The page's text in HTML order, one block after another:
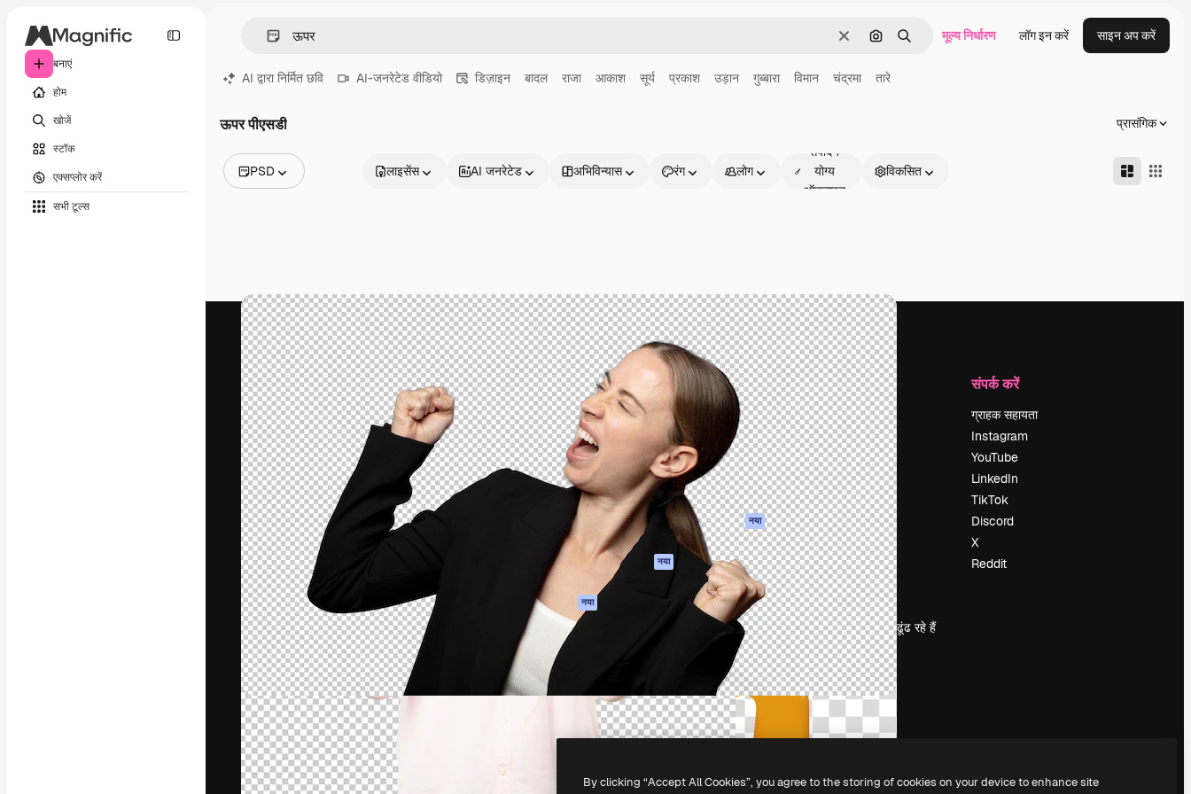
बनाएं
होम
खोजें
स्टॉक
एक्सप्लोर करें
सभी टूल्‍स
साफ़ इमेज से खोजें
खोजें मूल्य निर्धारण लॉग इन करें साइन अप करें
AI द्वारा निर्मित छवि AI-जनरेटेड वीडियो डिज़ाइन बादल राजा आकाश सूर्य प्रकाश उड़ान गुब्बारा विमान चंद्रमा तारे
ऊपर पीएसडी प्रासंगिक
PSD
वीडियो
फ़ुटेज
मोशन ग्राफ़िक्स
वीडियो टेम्पलेट्स
आइकन
3D मॉडल
फ़ॉन्ट
लाइसेंस AI जनरेटेड अभिविन्यास रंग लोग
संपादन
योग्य
ऑनलाइन
विकसित
अपने बेहतरीन काम को बनाने के लिए क्रिएटिव प्लेटफॉर्म।
क्रिएटिव, एंटरप्राइजेज, एजेंसियों और स्टूडियो में 1
मिलियन से ज़्यादा सब्सक्राइबर।
हिन्दी
प्रोडक्ट्स
Spaces
AI सहायक
एआई इमेज जेनरेटर
AI वीडियो जनरेटर
एआई वॉयस जनरेटर
स्टॉक सामग्री
MCP
Claude/ChatGPT
नया
नया
API
मोबाइल ऐप
शुरू करें
Academy
दस्तावेज़ीकरण
सहायता
उपयोग की शर्तें
गोपनीयता नीति
ओरिजिनल्स नया
कुकीज़ नीति
ट्रस्ट सेंटर
एफिलिएट्स
बिज़नेस
कंपनी
मूल्य निर्धारण
हमारे बारे में
रिव्यू
करियर
खोज रुझान
ब्लॉग
घटनाक्रम
Slidesgo
सामग्री बेचें
प्रेस कक्ष
magnific.ai ढूंढ रहे हैं
संपर्क करें
ग्राहक सहायता
Instagram
YouTube
LinkedIn
TikTok
Discord
X
Reddit
Copyright © 2010- सर्वाधिकार सुरक्षित.
By clicking “Accept All Cookies”, you agree to the storing of cookies on your device to enhance site